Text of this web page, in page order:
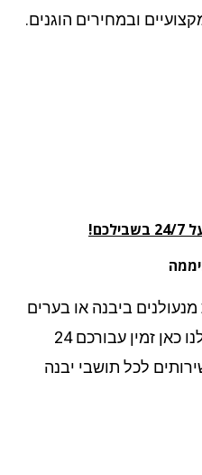
ובמחירים הוגנים.
ביבנה או בערים
הקרובות בדחיפות, הצוות שלנו כאן זמין עבורכם 24
לכל תושבי יבנה